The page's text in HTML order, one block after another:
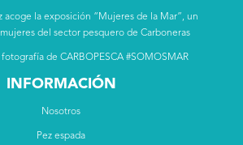
acoge la exposición “Mujeres de la Mar”, un
del sector pesquero de Carboneras
fotografía de CARBOPESCA #SOMOSMAR
INFORMACIÓN
Nosotros
Pez espada